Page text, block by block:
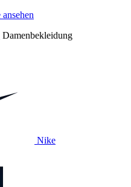
Damenbekleidung
Nike